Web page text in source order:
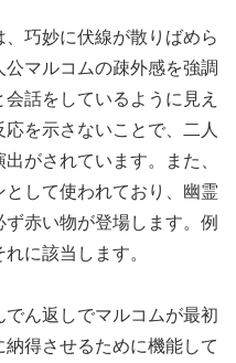
巧妙に伏線が散りばめら
マルコムの疎外感を強調
話をしているように見え
を示さないことで、二人
がされています。また、
して使われており、幽霊
赤い物が登場します。例
に該当します。
ん返しでマルコムが最初
得させるために機能して